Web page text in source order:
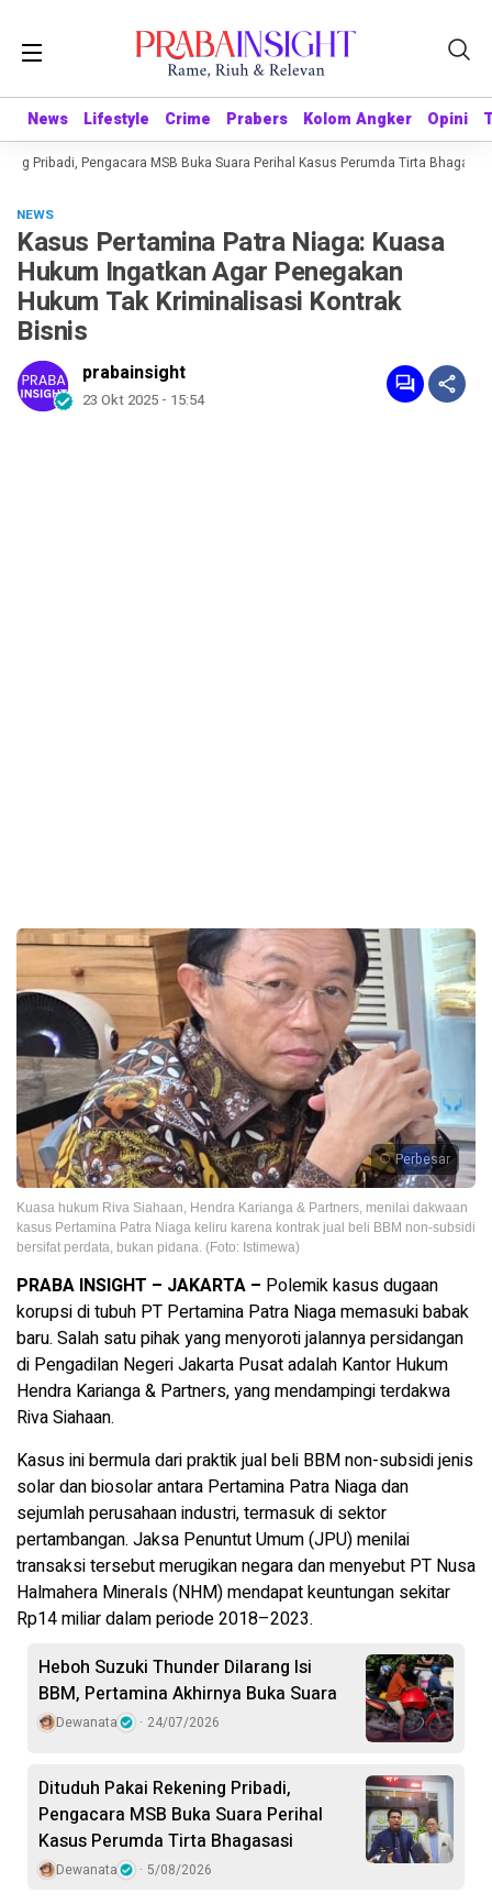
News Lifestyle Crime Prabers Kolom Angker Opini
News Lifestyle Crime Prabers Kolom Angker Opini
Pribadi, Pengacara MSB Buka Suara Perihal Kasus Perumda Tirta Bhagasasi
NEWS
Kasus Pertamina Patra Niaga: Kuasa
Hukum Ingatkan Agar Penegakan
Hukum Tak Kriminalisasi Kontrak
Bisnis
prabainsight
23 Okt 2025 - 15:54
Perbesar
Kuasa hukum Riva Siahaan, Hendra Karianga & Partners, menilai dakwaan
kasus Pertamina Patra Niaga keliru karena kontrak jual beli BBM non-subsidi
bersifat perdata, bukan pidana. (Foto: Istimewa)
PRABA INSIGHT – JAKARTA – Polemik kasus dugaan
korupsi di tubuh PT Pertamina Patra Niaga memasuki babak
baru. Salah satu pihak yang menyoroti jalannya persidangan
di Pengadilan Negeri Jakarta Pusat adalah Kantor Hukum
Hendra Karianga & Partners, yang mendampingi terdakwa
Riva Siahaan.
Kasus ini bermula dari praktik jual beli BBM non-subsidi jenis
solar dan biosolar antara Pertamina Patra Niaga dan
sejumlah perusahaan industri, termasuk di sektor
pertambangan. Jaksa Penuntut Umum (JPU) menilai
transaksi tersebut merugikan negara dan menyebut PT Nusa
Halmahera Minerals (NHM) mendapat keuntungan sekitar
Rp14 miliar dalam periode 2018–2023.
Heboh Suzuki Thunder Dilarang Isi
BBM, Pertamina Akhirnya Buka Suara
Dewanata 24/07/2026
Dituduh Pakai Rekening Pribadi,
Pengacara MSB Buka Suara Perihal
Kasus Perumda Tirta Bhagasasi
Dewanata 5/08/2026